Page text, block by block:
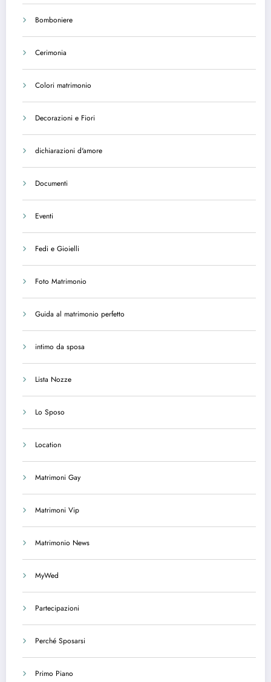
Bomboniere
Cerimonia
Colori matrimonio
Decorazioni e Fiori
dichiarazioni d'amore
Documenti
Eventi
Fedi e Gioielli
Foto Matrimonio
Guida al matrimonio perfetto
intimo da sposa
Lista Nozze
Lo Sposo
Location
Matrimoni Gay
Matrimoni Vip
Matrimonio News
MyWed
Partecipazioni
Perché Sposarsi
Primo Piano